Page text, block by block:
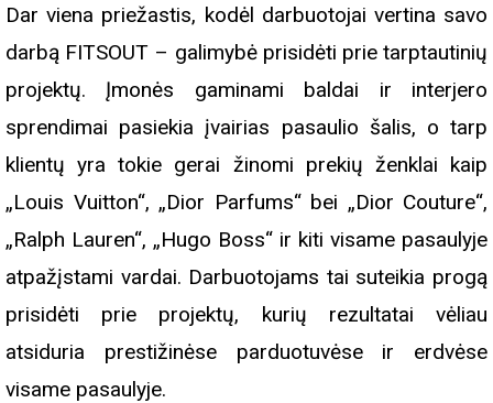
Dar viena priežastis, kodėl darbuotojai vertina savo
darbą FITSOUT – galimybė prisidėti prie tarptautinių
projektų. Įmonės gaminami baldai ir interjero
sprendimai pasiekia įvairias pasaulio šalis, o tarp
klientų yra tokie gerai žinomi prekių ženklai kaip
„Louis Vuitton“, „Dior Parfums“ bei „Dior Couture“,
„Ralph Lauren“, „Hugo Boss“ ir kiti visame pasaulyje
atpažįstami vardai. Darbuotojams tai suteikia progą
prisidėti prie projektų, kurių rezultatai vėliau
atsiduria prestižinėse parduotuvėse ir erdvėse
visame pasaulyje.